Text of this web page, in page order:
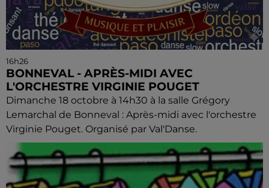
16h26
BONNEVAL - APRÈS-MIDI AVEC
L'ORCHESTRE VIRGINIE POUGET
Dimanche 18 octobre à 14h30 à la salle Grégory
Lemarchal de Bonneval : Après-midi avec l'orchestre
Virginie Pouget. Organisé par Val'Danse.